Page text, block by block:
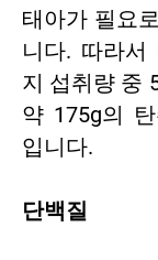
태아가 필요
니다. 따라서
지 섭취량 중
약 175g의
입니다.
단백질